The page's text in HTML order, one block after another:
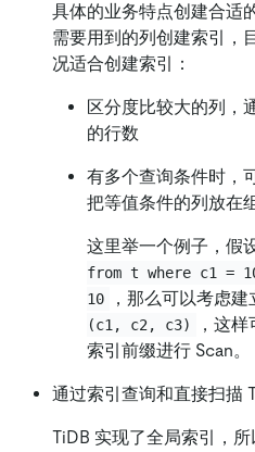
具体的业务特点创建合适
需要用到的列创建索引，
况适合创建索引：
区分度比较大的列，
的行数
有多个查询条件时，
把等值条件的列放在
这里举一个例子，假
from t where c1 =
10
，那么可以考虑建
(c1, c2, c3)
，这
索引前缀进行 Scan。
通过索引查询和直接扫描
TiDB 实现了全局索引，